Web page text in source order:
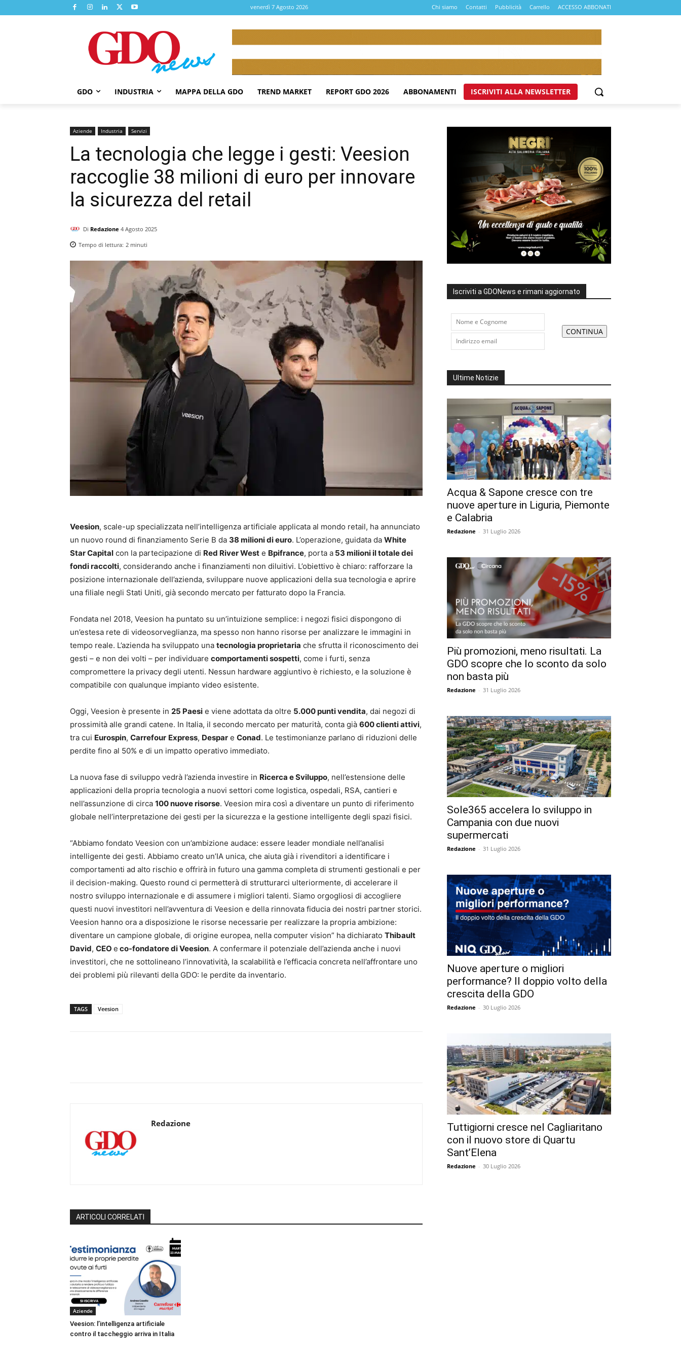
venerdì 7 Agosto 2026 Chi siamo Contatti Pubblicità Carrello ACCESSO ABBONATI
GDO INDUSTRIA MAPPA DELLA GDO TREND MARKET REPORT GDO 2026 ABBONAMENTI ISCRIVITI ALLA NEWSLETTER
Aziende Industria Servizi
La tecnologia che legge i gesti: Veesion
raccoglie 38 milioni di euro per innovare
la sicurezza del retail
Di Redazione 4 Agosto 2025
Tempo di lettura: 2 minuti
Veesion, scale-up specializzata nell’intelligenza artificiale applicata al mondo retail, ha annunciato
un nuovo round di finanziamento Serie B da 38 milioni di euro. L’operazione, guidata da White
Star Capital con la partecipazione di Red River West e Bpifrance, porta a 53 milioni il totale dei
fondi raccolti, considerando anche i finanziamenti non diluitivi. L’obiettivo è chiaro: rafforzare la
posizione internazionale dell’azienda, sviluppare nuove applicazioni della sua tecnologia e aprire
una filiale negli Stati Uniti, già secondo mercato per fatturato dopo la Francia.
Fondata nel 2018, Veesion ha puntato su un’intuizione semplice: i negozi fisici dispongono di
un’estesa rete di videosorveglianza, ma spesso non hanno risorse per analizzare le immagini in
tempo reale. L’azienda ha sviluppato una tecnologia proprietaria che sfrutta il riconoscimento dei
gesti – e non dei volti – per individuare comportamenti sospetti, come i furti, senza
compromettere la privacy degli utenti. Nessun hardware aggiuntivo è richiesto, e la soluzione è
compatibile con qualunque impianto video esistente.
Oggi, Veesion è presente in 25 Paesi e viene adottata da oltre 5.000 punti vendita, dai negozi di
prossimità alle grandi catene. In Italia, il secondo mercato per maturità, conta già 600 clienti attivi,
tra cui Eurospin, Carrefour Express, Despar e Conad. Le testimonianze parlano di riduzioni delle
perdite fino al 50% e di un impatto operativo immediato.
La nuova fase di sviluppo vedrà l’azienda investire in Ricerca e Sviluppo, nell’estensione delle
applicazioni della propria tecnologia a nuovi settori come logistica, ospedali, RSA, cantieri e
nell’assunzione di circa 100 nuove risorse. Veesion mira così a diventare un punto di riferimento
globale nell’interpretazione dei gesti per la sicurezza e la gestione intelligente degli spazi fisici.
“Abbiamo fondato Veesion con un’ambizione audace: essere leader mondiale nell’analisi
intelligente dei gesti. Abbiamo creato un’IA unica, che aiuta già i rivenditori a identificare i
comportamenti ad alto rischio e offrirà in futuro una gamma completa di strumenti gestionali e per
il decision-making. Questo round ci permetterà di strutturarci ulteriormente, di accelerare il
nostro sviluppo internazionale e di assumere i migliori talenti. Siamo orgogliosi di accogliere
questi nuovi investitori nell’avventura di Veesion e della rinnovata fiducia dei nostri partner storici.
Veesion hanno ora a disposizione le risorse necessarie per realizzare la propria ambizione:
diventare un campione globale, di origine europea, nella computer vision” ha dichiarato Thibault
David, CEO e co-fondatore di Veesion. A confermare il potenziale dell’azienda anche i nuovi
investitori, che ne sottolineano l’innovatività, la scalabilità e l’efficacia concreta nell’affrontare uno
dei problemi più rilevanti della GDO: le perdite da inventario.
TAGS Veesion
Redazione
ARTICOLI CORRELATI
Aziende
Veesion: l’intelligenza artificiale
contro il taccheggio arriva in Italia
Iscriviti a GDONews e rimani aggiornato
Ultime Notizie
Acqua & Sapone cresce con tre
nuove aperture in Liguria, Piemonte
e Calabria
Redazione - 31 Luglio 2026
Più promozioni, meno risultati. La
GDO scopre che lo sconto da solo
non basta più
Redazione - 31 Luglio 2026
Sole365 accelera lo sviluppo in
Campania con due nuovi
supermercati
Redazione - 31 Luglio 2026
Nuove aperture o migliori
performance? Il doppio volto della
crescita della GDO
Redazione - 30 Luglio 2026
Tuttigiorni cresce nel Cagliaritano
con il nuovo store di Quartu
Sant’Elena
Redazione - 30 Luglio 2026